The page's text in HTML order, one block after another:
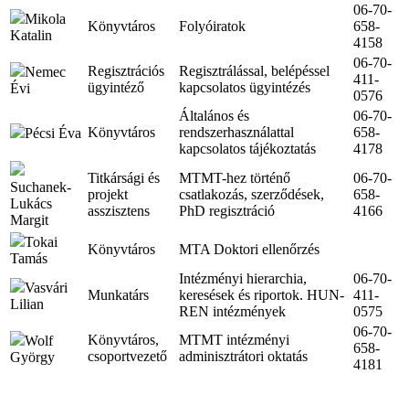
Mikola
Katalin
Könyvtáros Folyóiratok
06-70-
658-
4158
Nemec
Évi
Regisztrációs
ügyintéző
Regisztrálással, belépéssel
kapcsolatos ügyintézés
06-70-
411-
0576
Pécsi Éva Könyvtáros
Általános és
rendszerhasználattal
kapcsolatos tájékoztatás
06-70-
658-
4178
Suchanek-
Lukács
Margit
Titkársági és
projekt
asszisztens
MTMT-hez történő
csatlakozás, szerződések,
PhD regisztráció
06-70-
658-
4166
Tokai
Tamás
Könyvtáros MTA Doktori ellenőrzés
Vasvári
Lilian
Munkatárs
Intézményi hierarchia,
keresések és riportok. HUN-
REN intézmények
06-70-
411-
0575
Wolf
György
Könyvtáros,
csoportvezető
MTMT intézményi
adminisztrátori oktatás
06-70-
658-
4181